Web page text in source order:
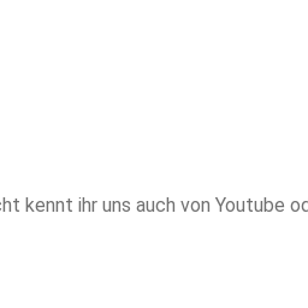
kennt ihr uns auch von